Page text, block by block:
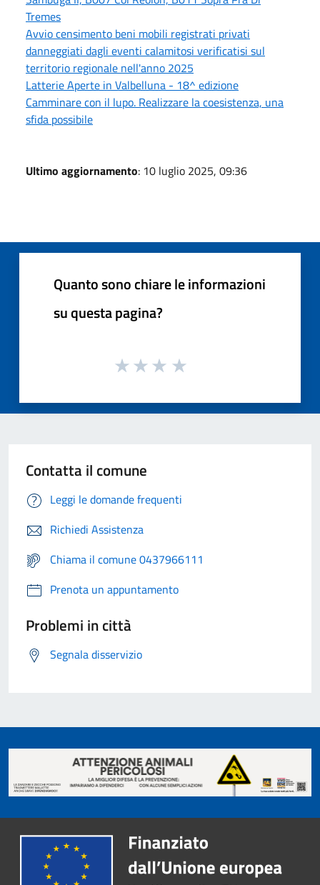
Tremes
Avvio censimento beni mobili registrati privati
danneggiati dagli eventi calamitosi verificatisi sul
territorio regionale nell'anno 2025
Latterie Aperte in Valbelluna - 18^ edizione
Camminare con il lupo. Realizzare la coesistenza, una
sfida possibile
Ultimo aggiornamento: 10 luglio 2025, 09:36
Quanto sono chiare le informazioni
su questa pagina?
Contatta il comune
Leggi le domande frequenti
Richiedi Assistenza
Chiama il comune 0437966111
Prenota un appuntamento
Problemi in città
Segnala disservizio